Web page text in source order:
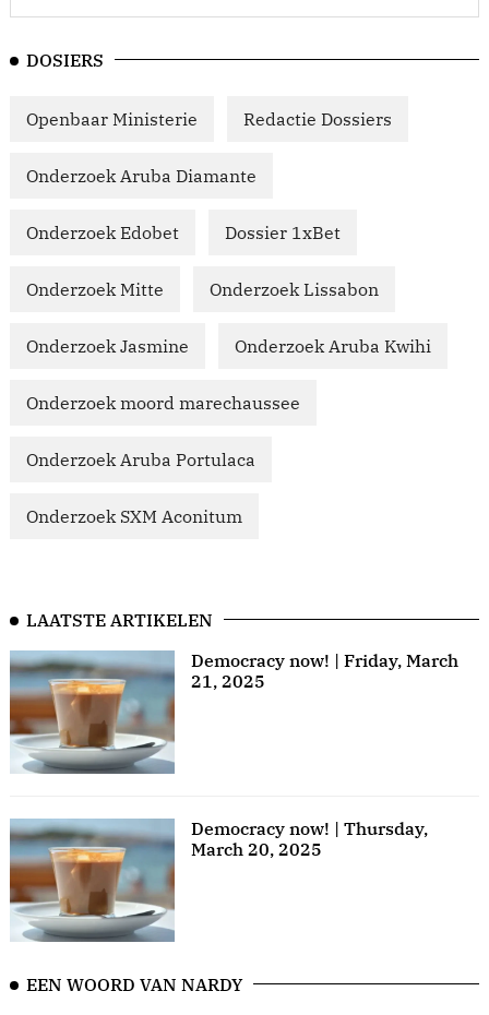
DOSIERS
Openbaar Ministerie Redactie Dossiers
Onderzoek Aruba Diamante
Onderzoek Edobet Dossier 1xBet
Onderzoek Mitte Onderzoek Lissabon
Onderzoek Jasmine Onderzoek Aruba Kwihi
Onderzoek moord marechaussee
Onderzoek Aruba Portulaca
Onderzoek SXM Aconitum
LAATSTE ARTIKELEN
Democracy now! | Friday, March
21, 2025
Democracy now! | Thursday,
March 20, 2025
EEN WOORD VAN NARDY